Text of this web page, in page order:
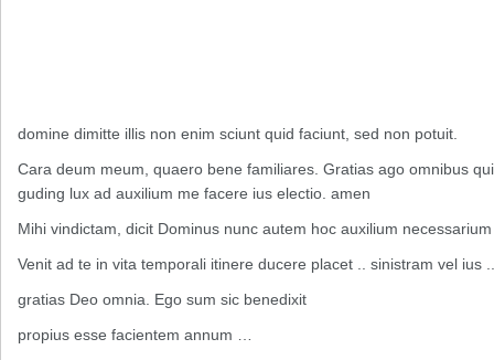
domine dimitte illis non enim sciunt quid faciunt, sed non potuit.
Cara deum meum, quaero bene familiares. Gratias ago omnibus
guding lux ad auxilium me facere ius electio. amen
Mihi vindictam, dicit Dominus nunc autem hoc auxilium
Venit ad te in vita temporali itinere ducere placet .. sinistram vel
gratias Deo omnia. Ego sum sic benedixit
propius esse facientem annum …